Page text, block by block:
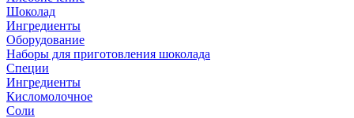
Шоколад
Ингредиенты
Оборудование
Наборы для приготовления шоколада
Специи
Ингредиенты
Кисломолочное
Соли